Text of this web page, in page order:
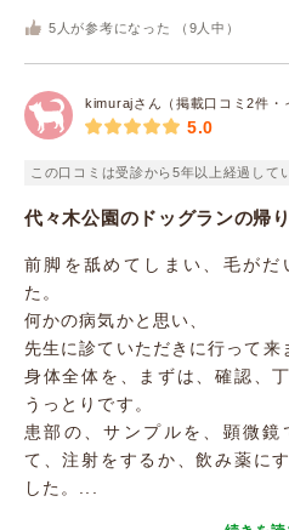
5 人が参考になった （ 9 人中）
kimurajさん（掲載口コミ2件・
5.0
この口コミは受診から5年以上経過して
代々木公園のドッグランの帰り
前脚を舐めてしまい、毛がだ
た。
何かの病気かと思い、
先生に診ていただきに行って来
身体全体を、まずは、確認、
うっとりです。
患部の、サンプルを、顕微
て、注射をするか、飲み薬に
した。...